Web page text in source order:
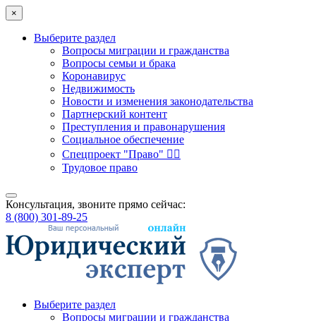
×
Выберите раздел
Вопросы миграции и гражданства
Вопросы семьи и брака
Коронавирус
Недвижимость
Новости и изменения законодательства
Партнерский контент
Преступления и правонарушения
Социальное обеспечение
Спецпроект "Право" 👮‍♂️
Трудовое право
Консультация, звоните прямо сейчас:
8 (800) 301-89-25
Выберите раздел
Вопросы миграции и гражданства